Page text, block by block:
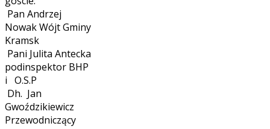
Pan Andrzej
Nowak Wójt Gminy
Kramsk
Pani Julita Antecka
podinspektor BHP
i O.S.P
Dh. Jan
Gwoździkiewicz
Przewodniczący